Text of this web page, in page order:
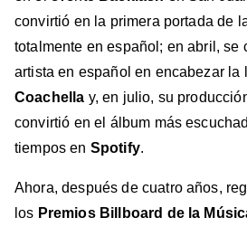
convirtió en la primera portada de
totalmente en español; en abril, se
artista en español en encabezar la
Coachella y, en julio, su
convirtió en el álbum más
tiempos en Spotify.
Ahora, después de cuatro años,
los Premios Billboard de la